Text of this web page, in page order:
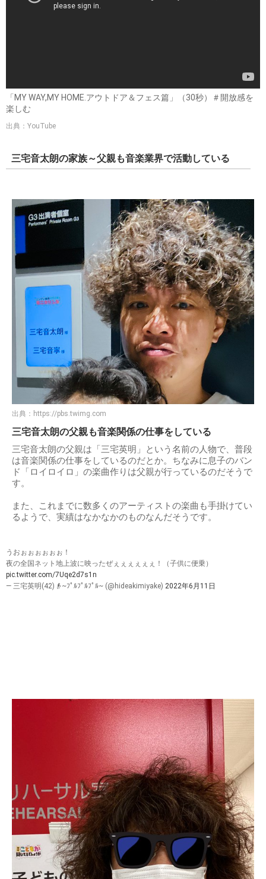
「MY WAY,MY HOME.アウトドア＆フェス篇」（30秒）＃開放感を
楽しむ
出典：YouTube
三宅音太朗の家族～父親も音楽業界で活動している
出典： https://pbs.twimg.com
三宅音太朗の父親も音楽関係の仕事をしている
三宅音太朗の父親は「三宅英明」という名前の人物で、普段
は音楽関係の仕事をしているのだとか。ちなみに息子のバン
ド「ロイロイロ」の楽曲作りは父親が行っているのだそうで
す。
また、これまでに数多くのアーティストの楽曲も手掛けてい
るようで、実績はなかなかのものなんだそうです。
うおぉぉぉぉぉぉ！
夜の全国ネット地上波に映ったぜぇぇぇぇぇぇ！（子供に便乗）
pic.twitter.com/7Uqe2d7s1n
— 三宅英明(42)👴~ﾌﾟﾙﾌﾟﾙﾌﾟﾙ~ (@hideakimiyake) 2022年6月11日